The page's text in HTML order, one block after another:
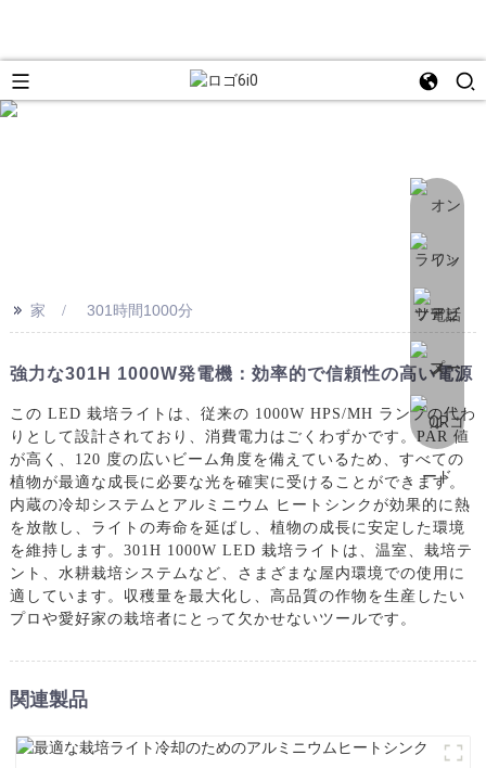
>> 家 301時間1000分
強力な301H 1000W発電機：効率的で信頼性の高い電源
この LED 栽培ライトは、従来の 1000W HPS/MH ランプの代わ
りとして設計されており、消費電力はごくわずかです。PAR 値
が高く、120 度の広いビーム角度を備えているため、すべての
植物が最適な成長に必要な光を確実に受けることができます。
内蔵の冷却システムとアルミニウム ヒートシンクが効果的に熱
を放散し、ライトの寿命を延ばし、植物の成長に安定した環境
を維持します。301H 1000W LED 栽培ライトは、温室、栽培テ
ント、水耕栽培システムなど、さまざまな屋内環境での使用に
適しています。収穫量を最大化し、高品質の作物を生産したい
プロや愛好家の栽培者にとって欠かせないツールです。
関連製品